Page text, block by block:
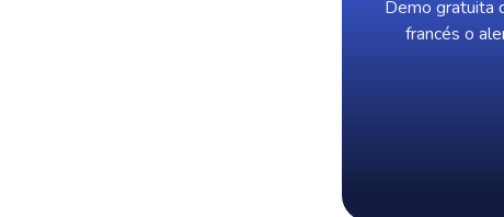
Demo gratuita
francés o